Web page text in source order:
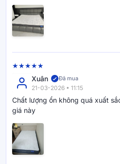
Xuân Đã mua
21-03-2026 • 11:15
Chất lượng ổn không quá xuất
giá này